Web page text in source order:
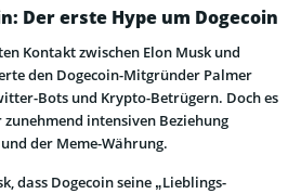
Der erste Hype um Dogecoin
Kontakt zwischen Elon Musk und
den Dogecoin-Mitgründer Palmer
Bots und Krypto-Betrügern. Doch es
intensiven Beziehung
der Meme-Währung.
dass Dogecoin seine „Lieblings-